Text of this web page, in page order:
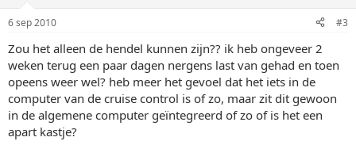
6 sep 2010 #3
Zou het alleen de hendel kunnen zijn?? ik heb ongeveer 2
weken terug een paar dagen nergens last van gehad en toen
opeens weer wel? heb meer het gevoel dat het iets in de
computer van de cruise control is of zo, maar zit dit gewoon
in de algemene computer geïntegreerd of zo of is het een
apart kastje?